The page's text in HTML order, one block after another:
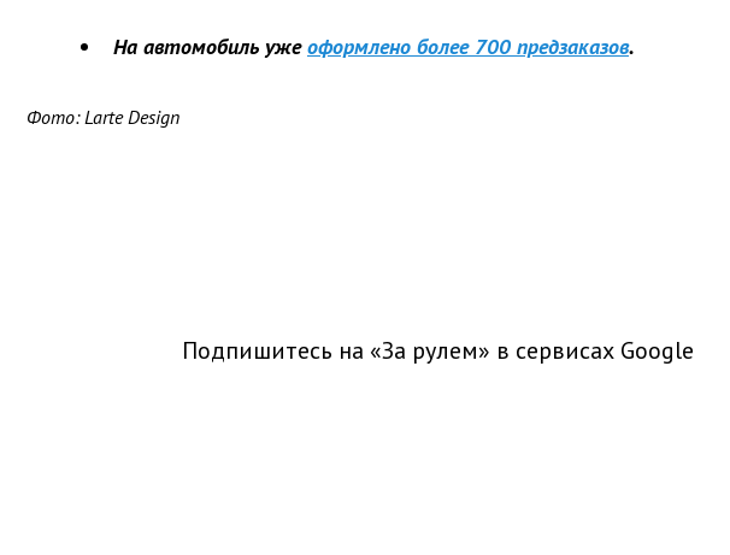
На автомобиль уже оформлено более 700 предзаказов.
Фото: Larte Design
Подпишитесь на «За рулем» в сервисах Google